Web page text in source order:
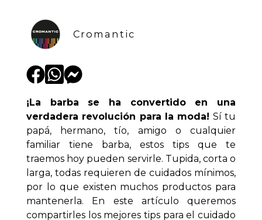
Cromantic
¡La barba se ha convertido en una
verdadera revolución para la moda! Sí tu
papá, hermano, tío, amigo o cualquier
familiar tiene barba, estos tips que te
traemos hoy pueden servirle. Tupida, corta o
larga, todas requieren de cuidados mínimos,
por lo que existen muchos productos para
mantenerla. En este artículo queremos
compartirles los mejores tips para el cuidado